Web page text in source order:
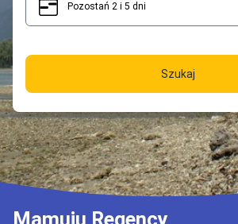
Pozostań 2 i 5 dni
Szukaj